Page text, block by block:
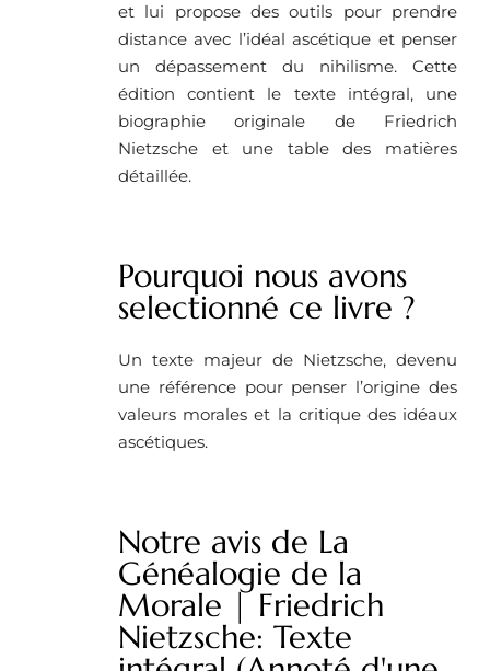
et lui propose des outils pour prendre
distance avec l’idéal ascétique et penser
un dépassement du nihilisme. Cette
édition contient le texte intégral, une
biographie originale de Friedrich
Nietzsche et une table des matières
détaillée.
Pourquoi nous avons
selectionné ce livre ?
Un texte majeur de Nietzsche, devenu
une référence pour penser l’origine des
valeurs morales et la critique des idéaux
ascétiques.
Notre avis de La
Généalogie de la
Morale | Friedrich
Nietzsche: Texte